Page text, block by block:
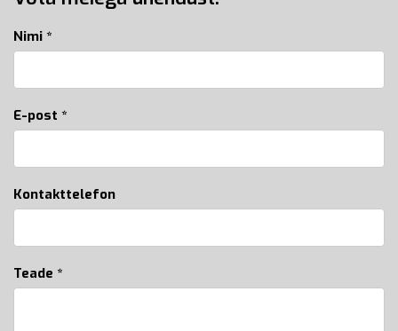
Nimi *
E-post *
Kontakttelefon
Teade *